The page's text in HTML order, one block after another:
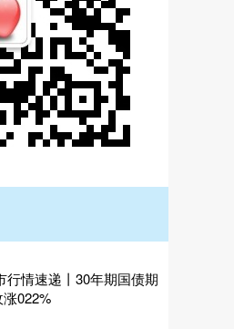
行情速递丨30年期国债期
022%